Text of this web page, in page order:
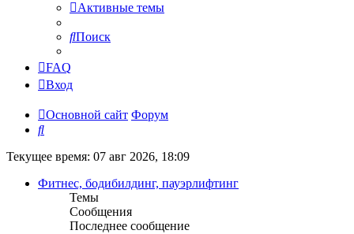
Активные темы
Поиск
FAQ
Вход
Основной сайт Форум
Поиск
Текущее время: 07 авг 2026, 18:09
Фитнес, бодибилдинг, пауэрлифтинг
Темы
Сообщения
Последнее сообщение